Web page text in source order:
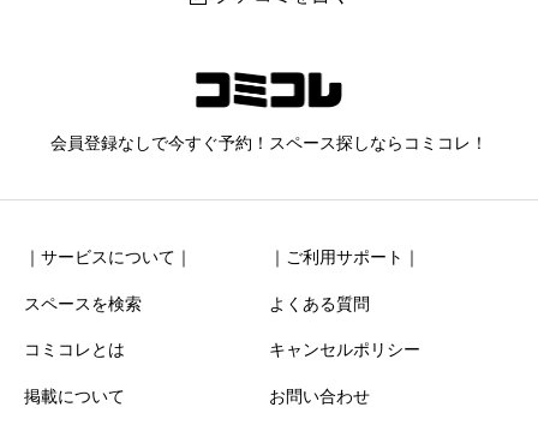
ニックネーム 任意
清潔感
会員登録なしで今すぐ予約！スペース探しならコミコレ！
｜サービスについて｜
スペースを検索
コミコレとは
掲載について
｜ご利用サポート｜
よくある質問
キャンセルポリシー
お問い合わせ